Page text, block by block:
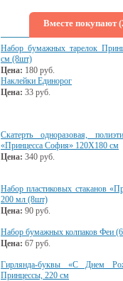
Вместе покупают
Набор бумажных тарелок
см (8шт)
Цена: 180 руб.
Наклейки Единорог
Цена: 33 руб.
Скатерть одноразовая,
«Принцесса София» 120Х180 см
Цена: 340 руб.
Набор пластиковых стаканов
200 мл (8шт)
Цена: 90 руб.
Набор бумажных колпаков Феи
Цена: 67 руб.
Гирлянда-буквы «С Днем
Принцессы, 220 см